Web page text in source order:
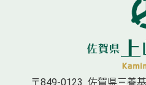
〒849-0123 佐賀県三養